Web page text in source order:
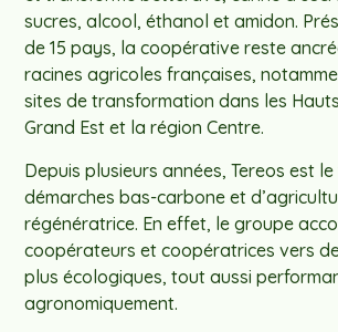
sucres, alcool, éthanol et amidon.
de 15 pays, la coopérative reste
racines agricoles françaises,
sites de transformation dans les
Grand Est et la région Centre.
Depuis plusieurs années, Tereos est
démarches bas-carbone et
régénératrice. En effet, le groupe
coopérateurs et coopératrices vers
plus écologiques, tout aussi
agronomiquement.